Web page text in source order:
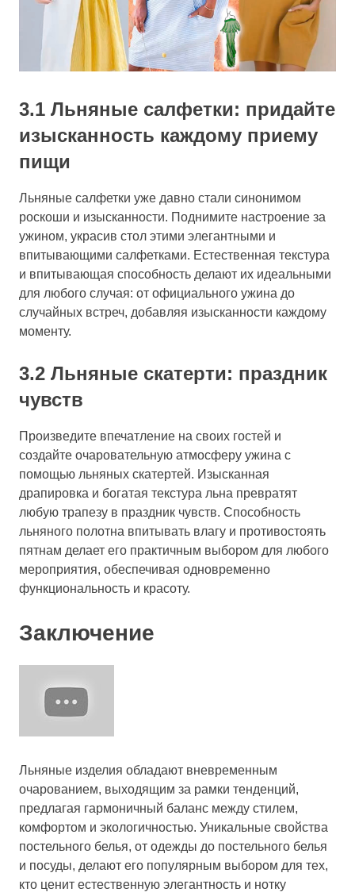
3.1 Льняные салфетки: придайте
изысканность каждому приему
пищи
Льняные салфетки уже давно стали синонимом
роскоши и изысканности. Поднимите настроение за
ужином, украсив стол этими элегантными и
впитывающими салфетками. Естественная текстура
и впитывающая способность делают их идеальными
для любого случая: от официального ужина до
случайных встреч, добавляя изысканности каждому
моменту.
3.2 Льняные скатерти: праздник
чувств
Произведите впечатление на своих гостей и
создайте очаровательную атмосферу ужина с
помощью льняных скатертей. Изысканная
драпировка и богатая текстура льна превратят
любую трапезу в праздник чувств. Способность
льняного полотна впитывать влагу и противостоять
пятнам делает его практичным выбором для любого
мероприятия, обеспечивая одновременно
функциональность и красоту.
Заключение
Льняные изделия обладают вневременным
очарованием, выходящим за рамки тенденций,
предлагая гармоничный баланс между стилем,
комфортом и экологичностью. Уникальные свойства
постельного белья, от одежды до постельного белья
и посуды, делают его популярным выбором для тех,
кто ценит естественную элегантность и нотку